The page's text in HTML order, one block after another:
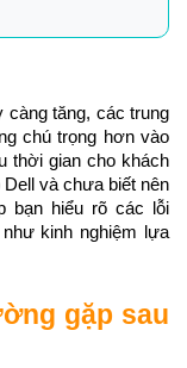
càng tăng, các trung
chú trọng hơn vào
thời gian cho khách
và chưa biết nên
bạn hiểu rõ các lỗi
kinh nghiệm lựa
gặp sau